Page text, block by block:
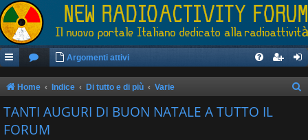
Argomenti attivi
Home Indice Di tutto e di più Varie
TANTI AUGURI DI BUON NATALE A TUTTO IL
FORUM